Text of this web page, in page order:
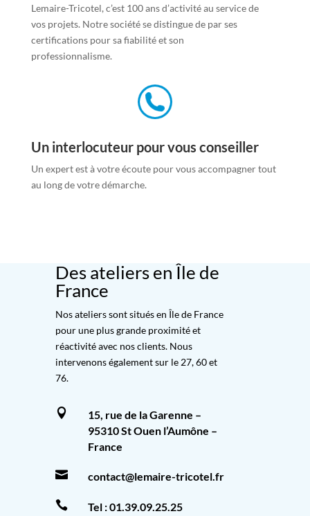
Lemaire-Tricotel, c’est 100 ans d’activité au service de
vos projets. Notre société se distingue de par ses
certifications pour sa fiabilité et son
professionnalisme.
Un interlocuteur pour vous conseiller
Un expert est à votre écoute pour vous accompagner tout
au long de votre démarche.
Des ateliers en Île de
France
Nos ateliers sont situés en Île de France
pour une plus grande proximité et
réactivité avec nos clients. Nous
intervenons également sur le 27, 60 et
76.

15, rue de la Garenne –
95310 St Ouen l’Aumône –
France
 contact@lemaire-tricotel.fr
 Tel :01.39.09.25.25